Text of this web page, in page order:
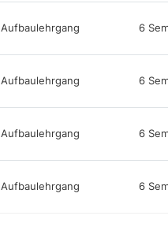
Aufbaulehrgang 6
Aufbaulehrgang 6
Aufbaulehrgang 6
Aufbaulehrgang 6